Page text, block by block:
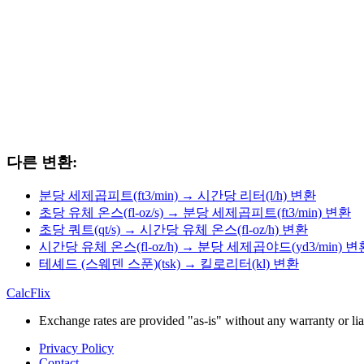
다른 변환:
분당 세제곱피트(ft3/min) → 시간당 리터(l/h) 변환
초당 유체 온스(fl-oz/s) → 분당 세제곱피트(ft3/min) 변환
초당 쿼트(qt/s) → 시간당 유체 온스(fl-oz/h) 변환
시간당 유체 온스(fl-oz/h) → 분당 세제곱야드(yd3/min) 변
테셰드 (스웨덴 스푼)(tsk) → 킬로리터(kl) 변환
CalcFlix
Exchange rates are provided "as-is" without any warranty or
Privacy Policy